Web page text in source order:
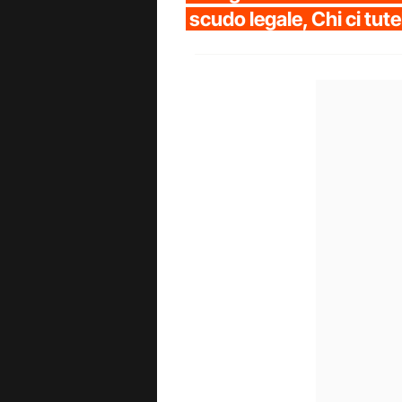
scudo legale, Chi ci